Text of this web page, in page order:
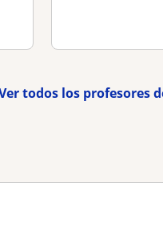
todos los profesores